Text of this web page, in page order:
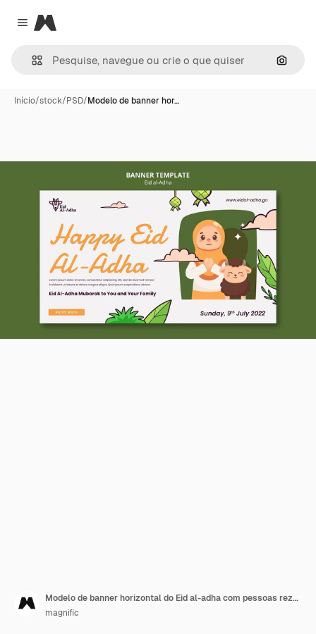
Close menu
Magnific
Início/stock/PSD/Modelo de banner hor…
Modelo de banner horizontal do Eid al-adha com pessoas rezando
magnific